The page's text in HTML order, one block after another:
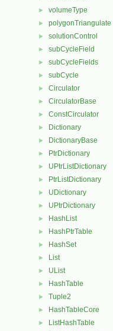
► volumeType
► polygonTriangulate
► solutionControl
► subCycleField
► subCycleFields
► subCycle
► Circulator
► CirculatorBase
► ConstCirculator
► Dictionary
► DictionaryBase
► PtrDictionary
► UPtrListDictionary
► PtrListDictionary
► UDictionary
► UPtrDictionary
► HashList
► HashPtrTable
► HashSet
► List
► UList
► HashTable
► Tuple2
► HashTableCore
► ListHashTable